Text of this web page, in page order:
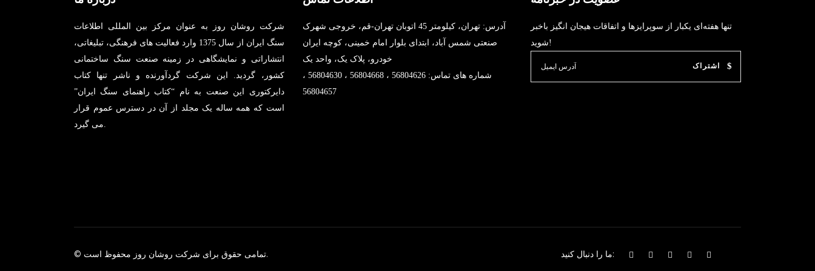
شرکت روشان روز به عنوان مرکز بین المللی اطلاعات
سنگ ایران از سال 1375 وارد فعالیت های فرهنگی، تبلیغاتی،
انتشاراتی و نمایشگاهی در زمینه صنعت سنگ ساختمانی
کشور، گردید. این شرکت گردآورنده و ناشر تنها کتاب
دایرکتوری این صنعت به نام “کتاب راهنمای سنگ ایران”
است که همه ساله یک مجلد از آن در دسترس عموم قرار
می گیرد.
آدرس: تهران، کیلومتر 45 اتوبان تهران-قم، خروجی شهرک
صنعتی شمس آباد، ابتدای بلوار امام خمینی، کوچه ایران
خودرو، پلاک یک، واحد یک
شماره های تماس: 56804626 ، 56804668 ، 56804630 ،
56804657
تنها هفته‌ای یکبار از سوپرایزها و اتفاقات هیجان انگیز باخبر
شوید!
اشتراک
© تمامی حقوق برای شرکت روشان روز محفوظ است. ما را دنبال کنید: